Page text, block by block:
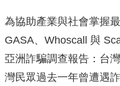
為協助產業與社會掌握
GASA、Whoscall 與
亞洲詐騙調查報告：台
灣民眾過去一年曾遭遇